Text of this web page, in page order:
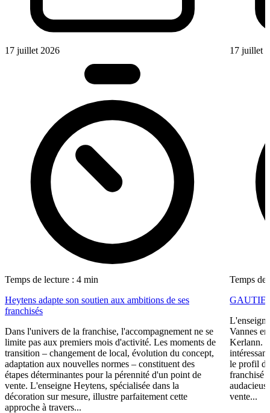
17 juillet 2026
Temps de lecture : 4 min
Heytens adapte son soutien aux ambitions de ses
franchisés
Dans l'univers de la franchise, l'accompagnement ne se
limite pas aux premiers mois d'activité. Les moments de
transition – changement de local, évolution du concept,
adaptation aux nouvelles normes – constituent des
étapes déterminantes pour la pérennité d'un point de
vente. L'enseigne Heytens, spécialisée dans la
décoration sur mesure, illustre parfaitement cette
approche à travers...
17 juillet
Temps de
Vannes
Kerlann.
le profil
franchisé
vente...